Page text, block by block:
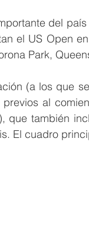
del
el US Open
Park,
(a los que
al
que también
El cuadro